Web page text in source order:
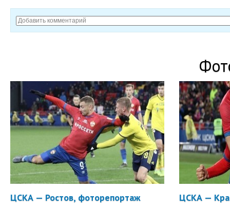
ЦСКА — Ростов, фоторепортаж ЦСКА —